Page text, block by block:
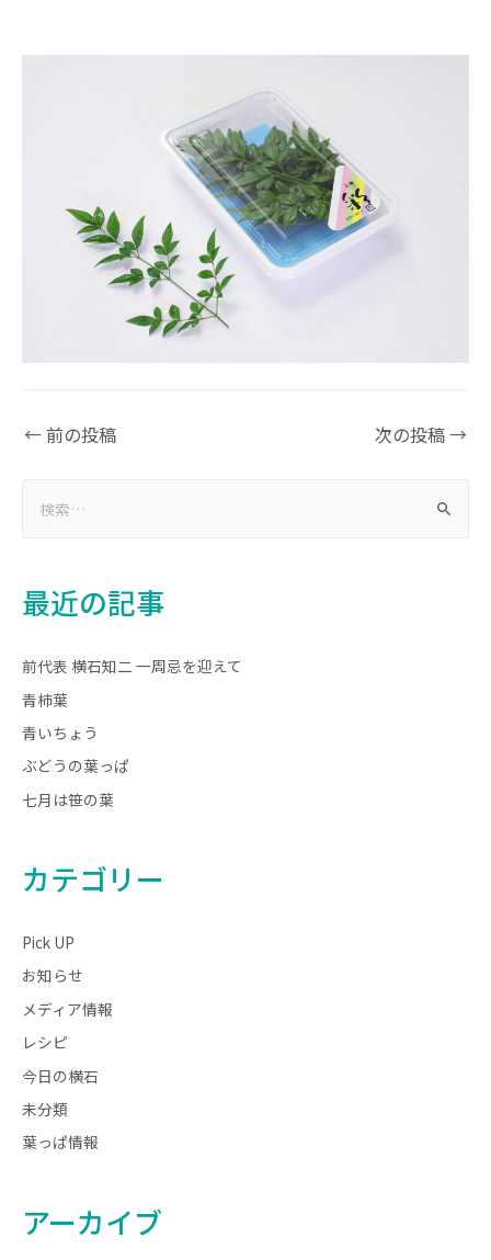
←前の投稿 次の投稿→
最近の記事
前代表 横石知二 一周忌を迎えて
青柿葉
青いちょう
ぶどうの葉っぱ
七月は笹の葉
カテゴリー
Pick UP
お知らせ
メディア情報
レシピ
今日の横石
未分類
葉っぱ情報
アーカイブ